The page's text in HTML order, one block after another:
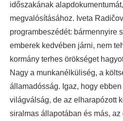
időszakának
megvalósításához. Iveta
programbeszédét: bármennyire
emberek kedvében járni, nem
kormány terhes örökséget
Nagy a munkanélküliség, a
államadósság. Igaz, hogy
világválság, de az elharapózott
siralmas állapotában és más,